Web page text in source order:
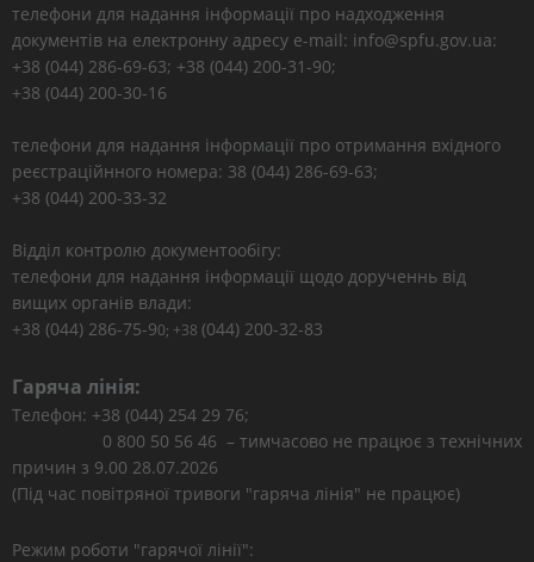
телефони для надання інформації про надходження
документів на електронну адресу e-mail: info@spfu.gov.ua:
+38 (044) 286-69-63; +38 (044) 200-31-90;
+38 (044) 200-30-16
телефони для надання інформації про отримання вхідного
реєстраційнного номера: 38 (044) 286-69-63;
+38 (044) 200-33-32
Відділ контролю документообігу:
телефони для надання інформації щодо дорученнь від
вищих органів влади:
+38 (044) 286-75-90; +38 (044) 200-32-83
Гаряча лінія:
Телефон: +38 (044) 254 29 76;
0 800 50 56 46 – тимчасово не працює з технічних
причин з 9.00 28.07.2026
(Під час повітряної тривоги "гаряча лінія" не працює)
Режим роботи "гарячої лінії":